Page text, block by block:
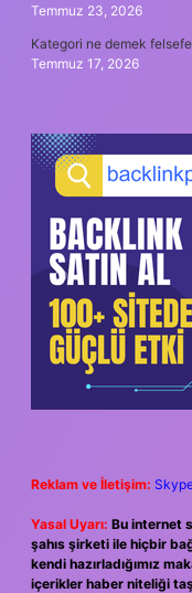
Temmuz 23, 2026
Kategori ne demek
Temmuz 17, 2026
Reklam ve İletişim:
Yasal Uyarı: Bu internet
şahıs şirketi ile hiçbir
kendi hazırladığımız
içerikler haber niteliği